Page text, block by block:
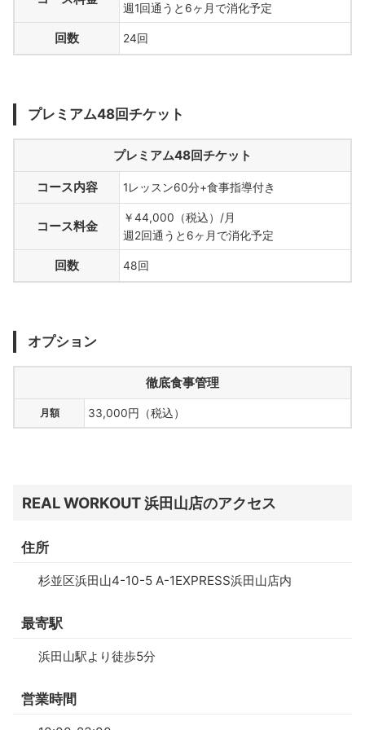
週1回通うと6ヶ月で消化予定
回数 24回
プレミアム48回チケット
プレミアム48回チケット
コース内容 1レッスン60分+食事指導付き
コース料金
￥44,000（税込）/月
週2回通うと6ヶ月で消化予定
回数 48回
オプション
徹底食事管理
月額 33,000円（税込）
REAL WORKOUT 浜田山店のアクセス
住所
杉並区浜田山4-10-5 A-1EXPRESS浜田山店内
最寄駅
浜田山駅より徒歩5分
営業時間